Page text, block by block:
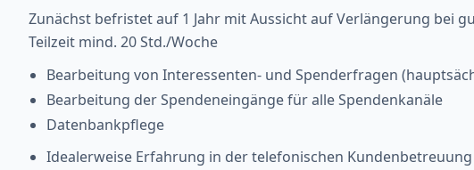
Zunächst befristet auf 1 Jahr mit Aussicht auf Verlängerung bei
Teilzeit mind. 20 Std./Woche
Bearbeitung von Interessenten- und Spenderfragen
Bearbeitung der Spendeneingänge für alle Spendenkanäle
Datenbankpflege
Idealerweise Erfahrung in der telefonischen